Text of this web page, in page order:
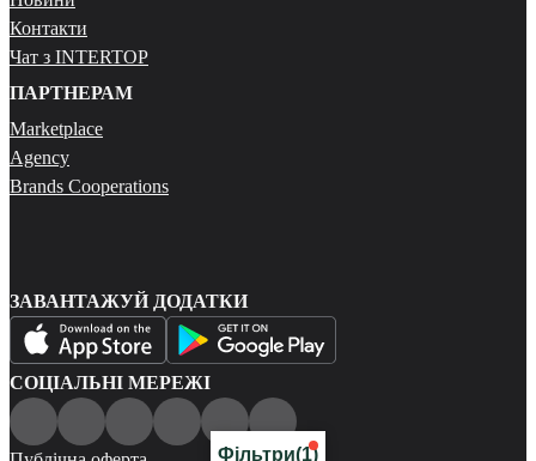
Фільтри(1)
Контакти
Чат з INTERTOP
ПАРТНЕРАМ
Marketplace
Agency
Brands Cooperations
ЗАВАНТАЖУЙ ДОДАТКИ
СОЦІАЛЬНІ МЕРЕЖІ